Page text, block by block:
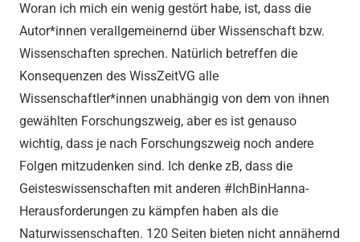
Woran ich mich ein wenig gestört habe, ist, dass die
Autor*innen verallgemeinernd über Wissenschaft bzw.
Wissenschaften sprechen. Natürlich betreffen die
Konsequenzen des WissZeitVG alle
Wissenschaftler*innen unabhängig von dem von ihnen
gewählten Forschungszweig, aber es ist genauso
wichtig, dass je nach Forschungszweig noch andere
Folgen mitzudenken sind. Ich denke zB, dass die
Geisteswissenschaften mit anderen #IchBinHanna-
Herausforderungen zu kämpfen haben als die
Naturwissenschaften. 120 Seiten bieten nicht annähernd